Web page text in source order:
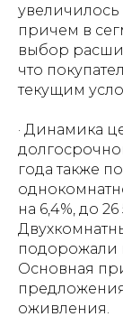
причем в
выбор
что
текущим
· Динамика
года также
на 6,4%, до
подорожали
Основная
оживления.